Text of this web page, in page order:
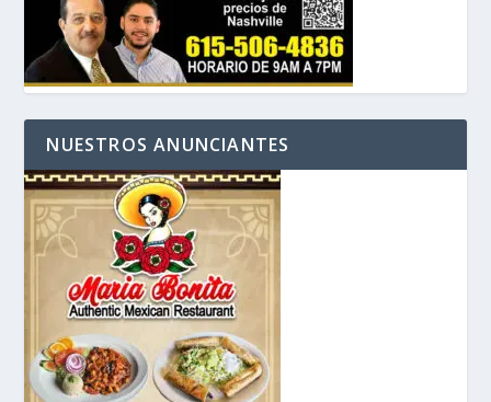
NUESTROS ANUNCIANTES